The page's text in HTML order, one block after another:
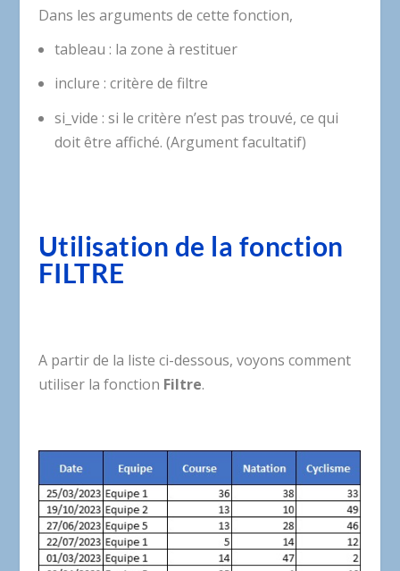
Dans les arguments de cette fonction,
tableau : la zone à restituer
inclure : critère de filtre
si_vide : si le critère n’est pas trouvé, ce qui
doit être affiché. (Argument facultatif)
Utilisation de la fonction
FILTRE
A partir de la liste ci-dessous, voyons comment
utiliser la fonction Filtre.